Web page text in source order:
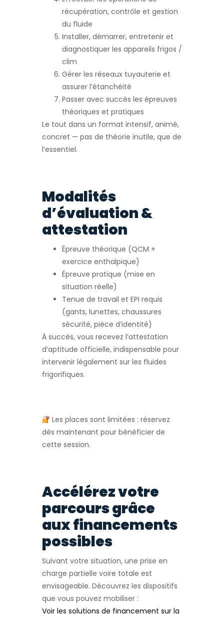
récupération, contrôle et gestion
du fluide
Installer, démarrer, entretenir et
diagnostiquer les appareils frigos /
clim
Gérer les réseaux tuyauterie et
assurer l’étanchéité
Passer avec succès les épreuves
théoriques et pratiques
Le tout dans un format intensif, animé,
concret — pas de théorie inutile, que de
l’essentiel.
Modalités
d’évaluation &
attestation
Épreuve théorique (QCM +
exercice enthalpique)
Épreuve pratique (mise en
situation réelle)
Tenue de travail et EPI requis
(gants, lunettes, chaussures
sécurité, pièce d’identité)
À succès, vous recevez l’attestation
d’aptitude officielle, indispensable pour
intervenir légalement sur les fluides
frigorifiques.
Les places sont limitées : réservez
dès maintenant pour bénéficier de
cette session.
Accélérez votre
parcours grâce
aux financements
possibles
Suivant votre situation, une prise en
charge partielle voire totale est
envisageable. Découvrez les dispositifs
que vous pouvez mobiliser :
Voir les solutions de financement sur la